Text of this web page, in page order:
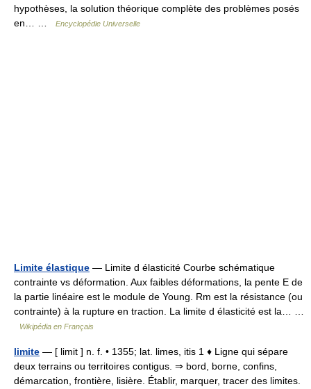
hypothèses, la solution théorique complète des problèmes posés
en… …
Encyclopédie Universelle
Limite élastique — Limite d élasticité Courbe schématique
contrainte vs déformation. Aux faibles déformations, la pente E de
la partie linéaire est le module de Young. Rm est la résistance (ou
contrainte) à la rupture en traction. La limite d élasticité est la… …
Wikipédia en Français
limite — [ limit ] n. f. • 1355; lat. limes, itis 1 ♦ Ligne qui sépare
deux terrains ou territoires contigus. ⇒ bord, borne, confins,
démarcation, frontière, lisière. Établir, marquer, tracer des limites.